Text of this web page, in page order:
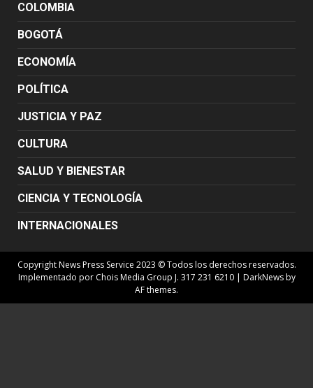
COLOMBIA
BOGOTÁ
ECONOMÍA
POLÍTICA
JUSTICIA Y PAZ
CULTURA
SALUD Y BIENESTAR
CIENCIA Y TECNOLOGÍA
INTERNACIONALES
Copyright News Press Service 2023 © Todos los derechos reservados.
Implementado por Chois Media Group J. 317 231 6210 | DarkNewsby
AF themes.